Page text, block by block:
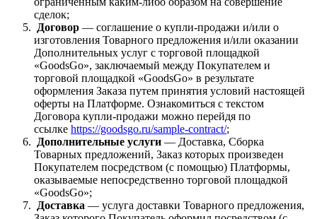
сделок;
Договор — соглашение о купли-продажи и/или о
изготовления Товарного предложения и/или оказании
Дополнительных услуг с торговой площадкой
«GoodsGo», заключаемый между Покупателем и
торговой площадкой «GoodsGo» в результате
оформления Заказа путем принятия условий настоящей
оферты на Платформе. Ознакомиться с текстом
Договора купли-продажи можно перейдя по
ссылке https://goodsgo.ru/sample-contract/;
Дополнительные услуги — Доставка, Сборка
Товарных предложений, Заказ которых произведен
Покупателем посредством (с помощью) Платформы,
оказываемые непосредственно торговой площадкой
«GoodsGo»;
Доставка — услуга доставки Товарного предложения,